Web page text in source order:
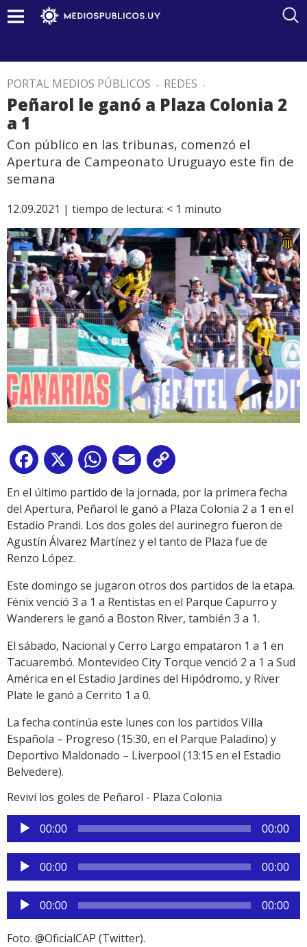
PORTAL MEDIOS PÚBLICOS . REDES .
Peñarol le ganó a Plaza Colonia 2
a 1
Con público en las tribunas, comenzó el
Apertura de Campeonato Uruguayo este fin de
semana
12.09.2021 | tiempo de lectura: < 1 minuto
Facebook
X WhatsApp
Email
Link
En el último partido de la jornada, por la primera fecha
del Apertura, Peñarol le ganó a Plaza Colonia 2 a 1 en el
Estadio Prandi. Los dos goles del aurinegro fueron de
Agustín Álvarez Martínez y el tanto de Plaza fue de
Renzo López.
Este domingo se jugaron otros dos partidos de la etapa.
Fénix venció 3 a 1 a Rentistas en el Parque Capurro y
Wanderers le ganó a Boston River, también 3 a 1.
El sábado, Nacional y Cerro Largo empataron 1 a 1 en
Tacuarembó. Montevideo City Torque venció 2 a 1 a Sud
América en el Estadio Jardines del Hipódromo, y River
Plate le ganó a Cerrito 1 a 0.
La fecha continúa este lunes con los partidos Villa
Española – Progreso (15:30, en el Parque Paladino) y
Deportivo Maldonado – Liverpool (13:15 en el Estadio
Belvedere).
Reviví los goles de Peñarol - Plaza Colonia
Reproductor
audio
00:00 00:00
Reproductor
de
audio
00:00 00:00
Reproductor
de
audio
00:00 00:00
Foto. @OficialCAP (Twitter).